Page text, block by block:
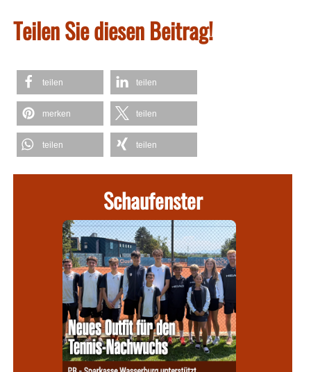
Teilen Sie diesen Beitrag!
teilen teilen
merken teilen
teilen teilen
Schaufenster